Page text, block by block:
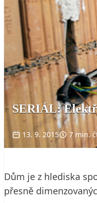
SERIÁL:
13. 9. 2015 7 min.
Dům je z hlediska
přesně